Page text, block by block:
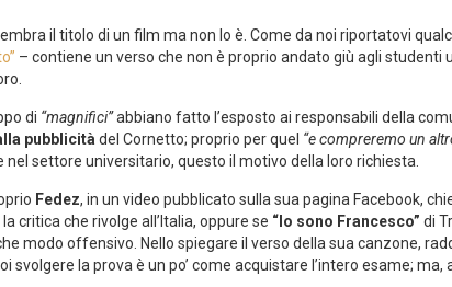
il titolo di un film ma non lo è. Come da noi riportatovi
– contiene un verso che non è proprio andato giù agli
di “magnifici”abbiano fatto l’esposto ai responsabili della
pubblicitàdel Cornetto; proprio per quel “e compreremo un
nel settore universitario, questo il motivo della loro richiesta.
Fedez, in un video pubblicato sulla sua pagina Facebook,
critica che rivolge all’Italia, oppure se “Io sono Francesco” di
modo offensivo. Nello spiegare il verso della sua canzone,
svolgere la prova è un po’ come acquistare l’intero esame; ma,